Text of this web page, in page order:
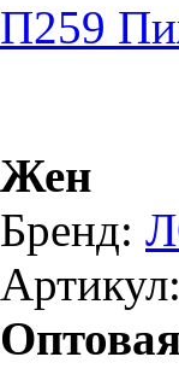
П259
Жен
Бренд: